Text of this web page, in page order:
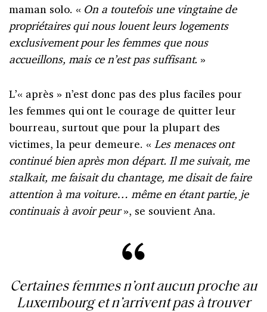
maman solo. « On a toutefois une vingtaine de
propriétaires qui nous louent leurs logements
exclusivement pour les femmes que nous
accueillons, mais ce n’est pas suffisant. »
L’« après » n’est donc pas des plus faciles pour
les femmes qui ont le courage de quitter leur
bourreau, surtout que pour la plupart des
victimes, la peur demeure. « Les menaces ont
continué bien après mon départ. Il me suivait, me
stalkait, me faisait du chantage, me disait de faire
attention à ma voiture… même en étant partie, je
continuais à avoir peur», se souvient Ana.
Certaines femmes n’ont aucun proche au
Luxembourg et n’arrivent pas à trouver